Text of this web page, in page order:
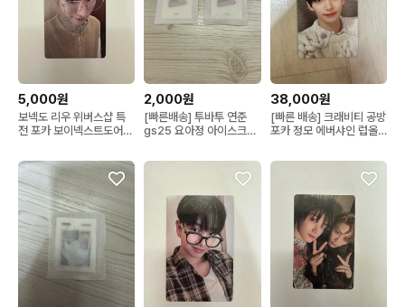
5,000원
보넥도 리우 위버스샵 특
전 포카 보이넥스트도어
2,000원
[빠른배송] 투바투 연준
gs25 요아정 아이스크림
투모로우바이투게더
38,000원
[빠른 배송] 크래비티 공방
포카 정모 에버샤인 럽올